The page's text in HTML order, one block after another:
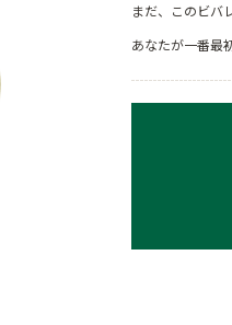
まだ、このビバ
あなたが一番最